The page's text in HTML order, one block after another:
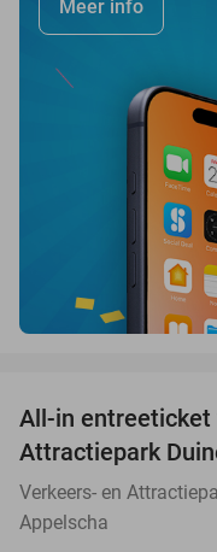
Meer info
All-in entreeticket
Attractiepark
Verkeers- en
Appelscha